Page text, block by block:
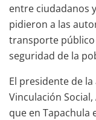
entre ciudadanos
pidieron a las
transporte
seguridad de la
El presidente de
Vinculación
que en Tapachula